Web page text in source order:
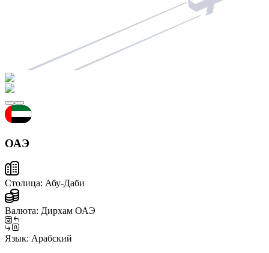
ОАЭ
Столица: Абу-Даби
Валюта: Дирхам ОАЭ
Язык: Арабский